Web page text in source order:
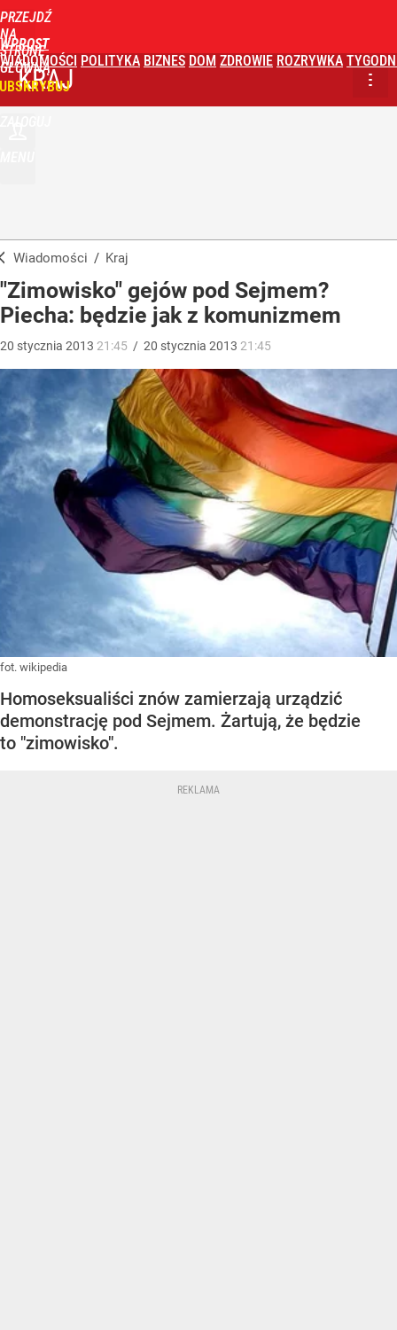
PRZEJDŹ
NA
STRONĘ
GŁÓWNĄ
WPROST
WIADOMOŚCI POLITYKA BIZNES DOM ZDROWIE ROZRYWKA
KRAJ
Wiadomości / Kraj
"Zimowisko" gejów pod Sejmem?
Piecha: będzie jak z komunizmem
20 stycznia 2013 21:45 / 20 stycznia 2013 21:45
fot. wikipedia
Homoseksualiści znów zamierzają urządzić
demonstrację pod Sejmem. Żartują, że będzie
to "zimowisko".